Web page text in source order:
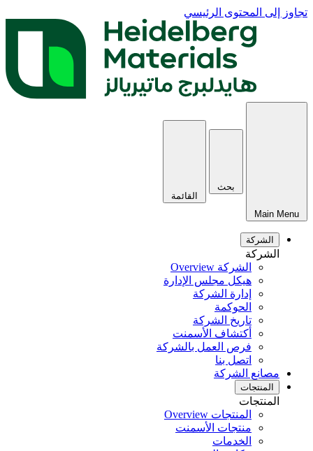
تجاوز إلى المحتوى الرئيسي
Main Menu
بحث
القائمة
الشركة
الشركة
الشركة Overview
هيكل مجلس الإدارة
إدارة الشركة
الحوكمة
تاريخ الشركة
أكتشاف الأسمنت
فرص العمل بالشركة
اتصل بنا
مصانع الشركة
المنتجات
المنتجات
المنتجات Overview
منتجات الأسمنت
الخدمات